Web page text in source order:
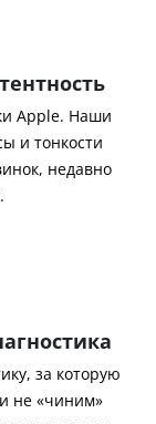
Apple. Наши
и тонкости
недавно
за которую
не «чиним»